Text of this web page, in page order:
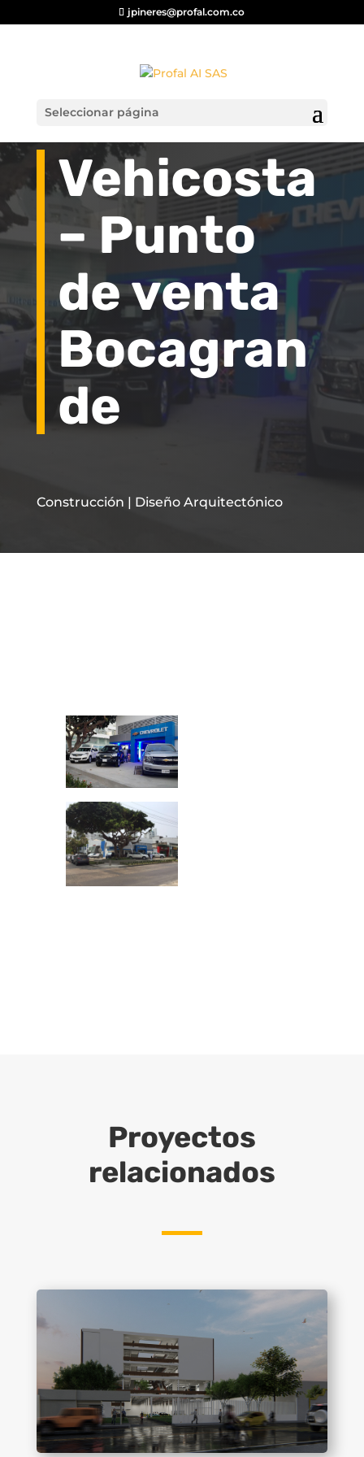
jpineres@profal.com.co
Seleccionar página
Vehicosta
– Punto
de venta
Bocagran
de
Construcción | Diseño Arquitectónico
Proyectos
relacionados